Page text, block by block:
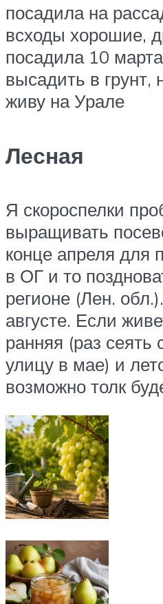
посадила на
всходы хорошие,
посадила 10
высадить в грунт,
живу на Урале
Лесная
Я скороспелки
выращивать
конце апреля для
в ОГ и то
регионе (Лен.
августе. Если
ранняя (раз сеять
улицу в мае) и
возможно толк